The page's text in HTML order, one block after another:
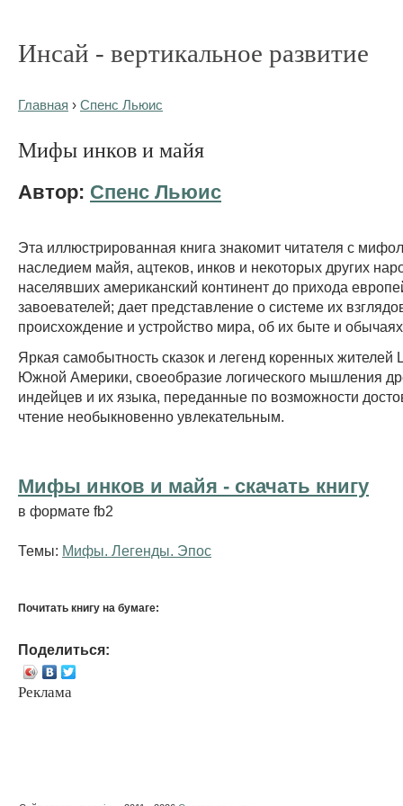
Инсай - вертикальное развитие
Главная › Спенс Льюис
Мифы инков и майя
Автор: Спенс Льюис
Эта иллюстрированная книга знакомит читателя с
наследием майя, ацтеков, инков и некоторых других
населявших американский континент до прихода
завоевателей; дает представление о системе их
происхождение и устройство мира, об их быте и
Яркая самобытность сказок и легенд коренных жителей
Южной Америки, своеобразие логического мышления
индейцев и их языка, переданные по возможности
чтение необыкновенно увлекательным.
Мифы инков и майя - cкачать книгу
в формате fb2
Темы: Мифы. Легенды. Эпос
Почитать книгу на бумаге:
Поделиться:
Реклама